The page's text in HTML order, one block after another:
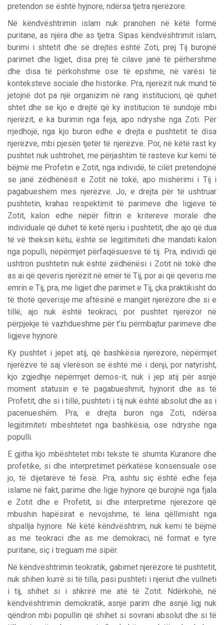
pretendon se është hyjnore, ndërsa tjetra njerëzore.
Në këndvështrimin islam nuk pranohen në këtë formë
puritane, as njëra dhe as tjetra. Sipas këndvështrimit islam,
burimi i shtetit dhe së drejtës është Zoti, prej Tij burojnë
parimet dhe ligjet, disa prej të cilave janë të përhershme
dhe disa të përkohshme ose të epshme, në varësi të
konteksteve sociale dhe historike. Pra, njerëzit nuk mund të
jetojnë dot pa një organizim në rang institucioni, që quhet
shtet dhe se kjo e drejtë që ky institucion të sundojë mbi
njerëzit, e ka burimin nga feja, apo ndryshe nga Zoti. Për
rrjedhojë, nga kjo buron edhe e drejta e pushtetit të disa
njerëzve, mbi pjesën tjetër të njerëzve. Por, në këtë rast ky
pushtet nuk ushtrohet, me përjashtim të rasteve kur kemi të
bëjmë me Profetin e Zotit, nga individë, të cilët pretendojnë
se janë zëdhënësit e Zotit në tokë, apo mishërimi i Tij i
pagabueshëm mes njerëzve. Jo, e drejta për të ushtruar
pushtetin, krahas respektimit të parimeve dhe ligjeve të
Zotit, kalon edhe nëpër filtrin e kritereve morale dhe
individuale që duhet të ketë njeriu i pushtetit, dhe ajo që dua
të vë theksin këtu, është se legjitimiteti dhe mandati kalon
nga populli, nëpërmjet përfaqësuesve të tij. Pra, individi që
ushtron pushtetin nuk është zëdhënësi i Zotit në tokë dhe
as ai që qeveris njerëzit në emër të Tij, por ai që qeveris me
emrin e Tij, pra, me ligjet dhe parimet e Tij, çka praktikisht do
të thotë qeverisje me aftësinë e mangët njerëzore dhe si e
tillë, ajo nuk është teokraci, por pushtet njerëzor në
përpjekje të vazhdueshme për t’iu përmbajtur parimeve dhe
ligjeve hyjnore.
Ky pushtet i jepet atij, që bashkësia njerëzore, nëpërmjet
njerëzve të saj vlerëson se është më i denji, por natyrisht,
kjo zgjedhje nëpërmjet demos-it, nuk i jep atij për asnjë
moment statusin e të pagabueshmit, hyjnorit dhe as të
Profetit, dhe si i tillë, pushteti i tij nuk është absolut dhe as i
pacenueshëm. Pra, e drejta buron nga Zoti, ndërsa
legjitimiteti mbështetet nga bashkësia, ose ndryshe nga
populli.
E gjitha kjo mbështetet mbi tekste të shumta Kuranore dhe
profetike, si dhe interpretimet përkatëse konsensuale ose
jo, të dijetarëve të fesë. Pra, ashtu siç është edhe feja
islame në fakt, parime dhe ligje hyjnore që burojnë nga fjala
e Zotit dhe e Profetit, si dhe interpretime njerëzore që
mbushin hapësirat e nevojshme, të lëna qëllimisht nga
shpallja hyjnore. Në këtë këndvështrim, nuk kemi të bëjmë
as me teokraci dhe as me demokraci, në format e tyre
puritane, siç i treguam më sipër.
Në këndvështrimin teokratik, gabimet njerëzore të pushtetit,
nuk shihen kurrë si të tilla, pasi pushteti i njeriut dhe vullneti
i tij, shihet si i shkrirë me atë të Zotit. Ndërkohë, në
këndvështrimin demokratik, asnjë parim dhe asnjë ligj nuk
qëndron mbi popullin që shihet si sovrani absolut dhe si të